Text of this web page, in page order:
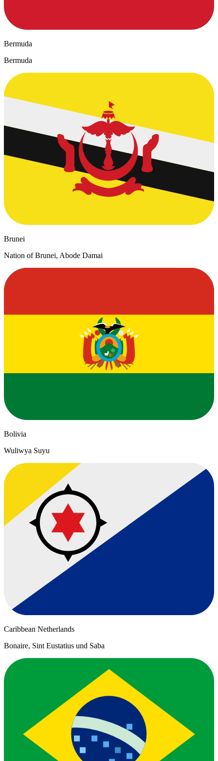
Bermuda
Bermuda
Brunei
Nation of Brunei, Abode Damai
Bolivia
Wuliwya Suyu
Caribbean Netherlands
Bonaire, Sint Eustatius und Saba